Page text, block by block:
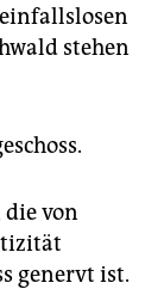
stehen
von
genervt ist.